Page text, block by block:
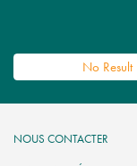
No Result
NOUS CONTACTER